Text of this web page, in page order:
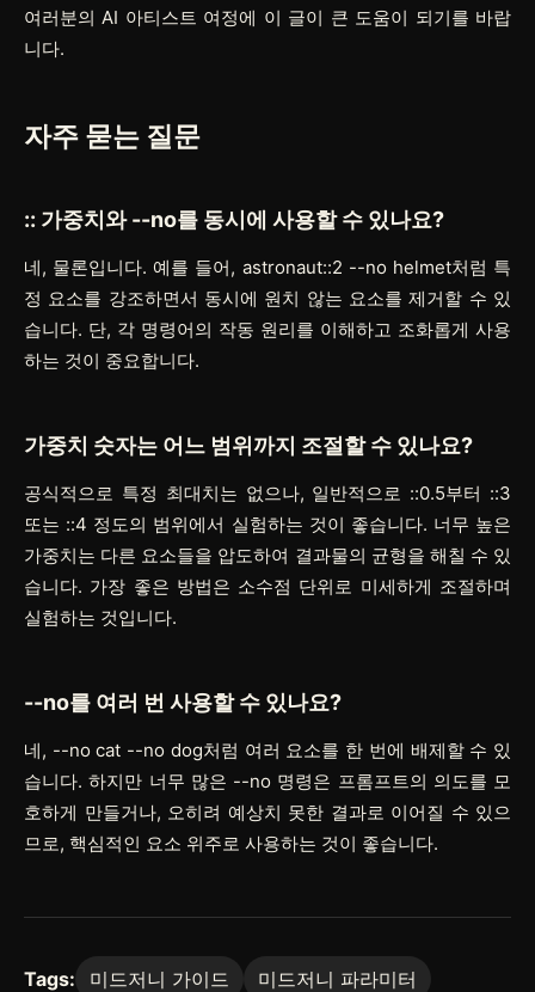
여러분의 AI 아티스트 여정에 이 글이 큰 도움이 되기를 바랍
니다.
자주 묻는 질문
:: 가중치와--no를 동시에 사용할 수 있나요?
네, 물론입니다. 예를 들어, astronaut::2 --no helmet처럼 특
정 요소를 강조하면서 동시에 원치 않는 요소를 제거할 수 있
습니다. 단, 각 명령어의 작동 원리를 이해하고 조화롭게 사용
하는 것이 중요합니다.
가중치 숫자는 어느 범위까지 조절할 수 있나요?
공식적으로 특정 최대치는 없으나, 일반적으로 ::0.5부터 ::3
또는 ::4 정도의 범위에서 실험하는 것이 좋습니다. 너무 높은
가중치는 다른 요소들을 압도하여 결과물의 균형을 해칠 수 있
습니다. 가장 좋은 방법은 소수점 단위로 미세하게 조절하며
실험하는 것입니다.
--no를 여러 번 사용할 수 있나요?
네, --no cat --no dog처럼 여러 요소를 한 번에 배제할 수 있
습니다. 하지만 너무 많은 --no 명령은 프롬프트의 의도를 모
호하게 만들거나, 오히려 예상치 못한 결과로 이어질 수 있으
므로, 핵심적인 요소 위주로 사용하는 것이 좋습니다.
Tags: 미드저니 가이드
미드저니 파라미터